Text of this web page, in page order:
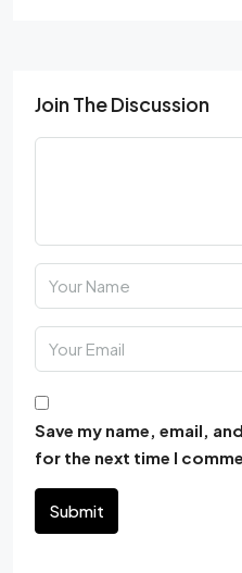
Join The Discussion
Save my name, email,
for the next time I
Submit